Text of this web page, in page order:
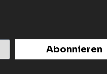
Abonnieren